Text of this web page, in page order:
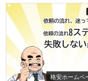
格安ホームペ